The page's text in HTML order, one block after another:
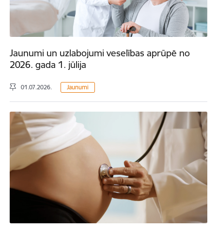
Jaunumi un uzlabojumi veselības aprūpē no
2026. gada 1. jūlija
01.07.2026. Jaunumi